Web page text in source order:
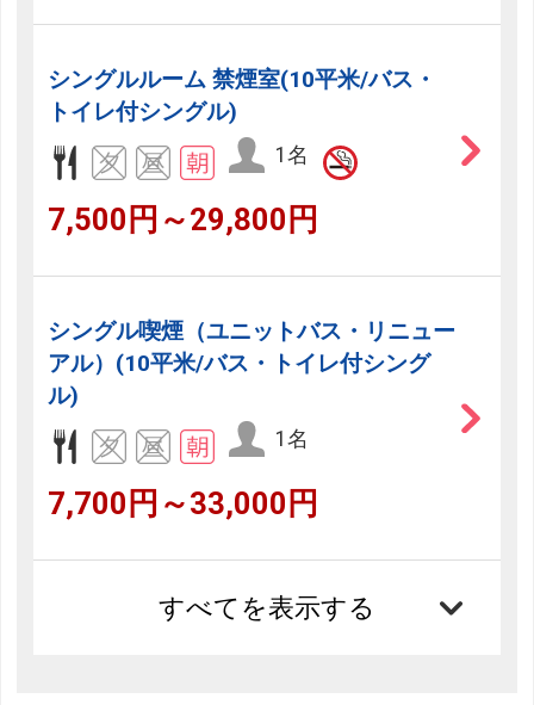
シングルルーム 禁煙室(10平米/バス・
トイレ付シングル)
1名
7,500円～29,800円
シングル喫煙（ユニットバス・リニュー
アル）(10平米/バス・トイレ付シング
ル)
1名
7,700円～33,000円
すべてを表示する